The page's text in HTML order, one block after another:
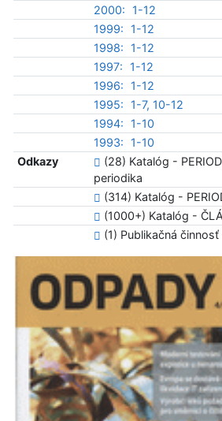
2000:
1-12
1999:
1-12
1998:
1-12
1997:
1-12
1996:
1-12
1995:
1-7, 10-12
1994:
1-10
1993:
1-10
Odkazy
(28) Katalóg -
periodika
(314) Katalóg -
(1000+) Katalóg -
(1) Publikačná